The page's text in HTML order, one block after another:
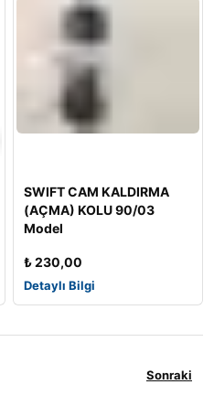
SWIFT CAM KALDIRMA
(AÇMA) KOLU 90/03
Model
₺230,00
Detaylı Bilgi
Sonraki